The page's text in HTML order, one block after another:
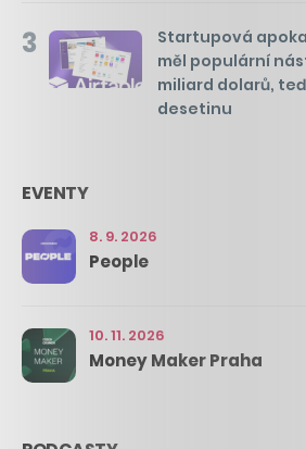
3
Startupová
měl populární
miliard dolarů,
desetinu
EVENTY
8. 9. 2026
People
10. 11. 2026
Money Maker Praha